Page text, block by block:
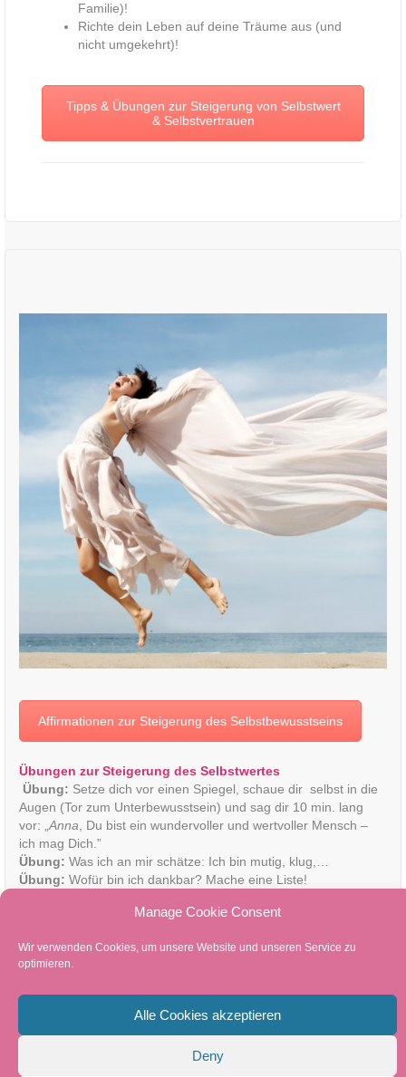
Manage Cookie Consent
Wir verwenden Cookies, um unsere Website und unseren Service zu
optimieren.
Alle Cookies akzeptieren
Deny
Familie)!
Richte dein Leben auf deine Träume aus (und
nicht umgekehrt)!
Tipps & Übungen zur Steigerung von Selbstwert
& Selbstvertrauen
Affirmationen zur Steigerung des Selbstbewusstseins
Übungen zur Steigerung des Selbstwertes
Übung: Setze dich vor einen Spiegel, schaue dir selbst in die
Augen (Tor zum Unterbewusstsein) und sag dir 10 min. lang
vor: „Anna, Du bist ein wundervoller und wertvoller Mensch –
ich mag Dich.”
Übung: Was ich an mir schätze: Ich bin mutig, klug,…
Übung: Wofür bin ich dankbar? Mache eine Liste!
mir bewusst: Ich bin Teil des großen Ganzen!